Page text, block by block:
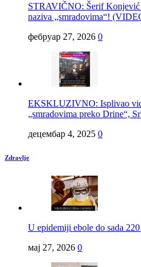
STRAVIČNO: Šerif Konjević
naziva „smradovima“!
фебруар 27, 2026 0
EKSKLUZIVNO: Isplivao
„smradovima preko Drine“,
децембар 4, 2025 0
Zdravlje
U epidemiji ebole do sada
мај 27, 2026 0